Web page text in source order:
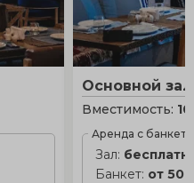
Основной
Вместимость:
Аренда с
Зал:
Банкет: от